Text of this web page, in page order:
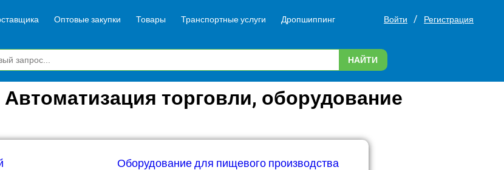
Оптовые закупки Товары Транспортные услуги Дропшиппинг Войти / Регистрация
НАЙТИ
торговли, оборудование
Оборудование для пищевого производства